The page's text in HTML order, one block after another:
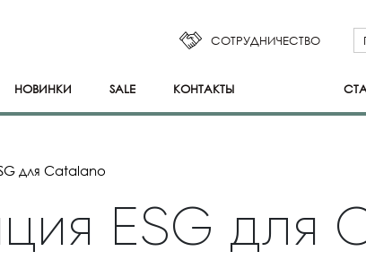
СОТРУДНИЧЕСТВО
НОВИНКИ SALE КОНТАКТЫ
для Catalano
ESG для